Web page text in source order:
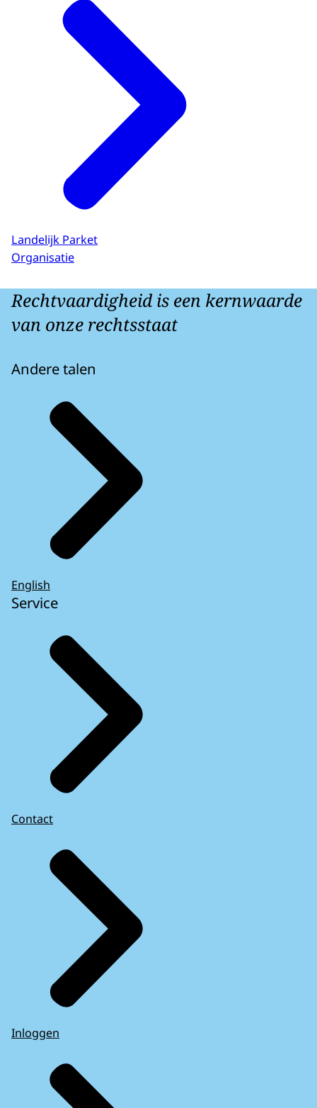
Landelijk Parket
Organisatie
Rechtvaardigheid is een kernwaarde
van onze rechtsstaat
Andere talen
English
Service
Contact
Inloggen